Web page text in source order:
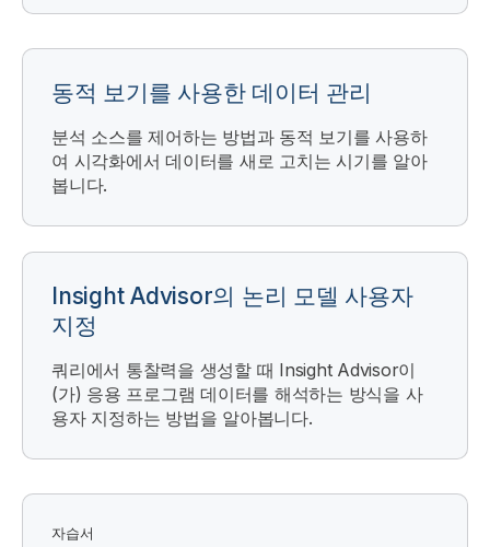
동적 보기를 사용한 데이터 관리
분석 소스를 제어하는 방법과 동적 보기를 사용하
여 시각화에서 데이터를 새로 고치는 시기를 알아
봅니다.
Insight Advisor의 논리 모델 사용자
지정
쿼리에서 통찰력을 생성할 때 Insight Advisor이
(가) 응용 프로그램 데이터를 해석하는 방식을 사
용자 지정하는 방법을 알아봅니다.
자습서